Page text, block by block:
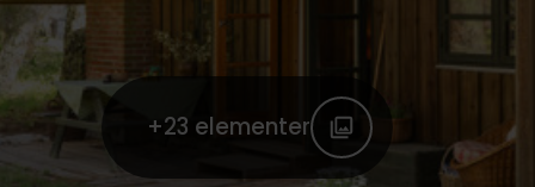
+23 elementer